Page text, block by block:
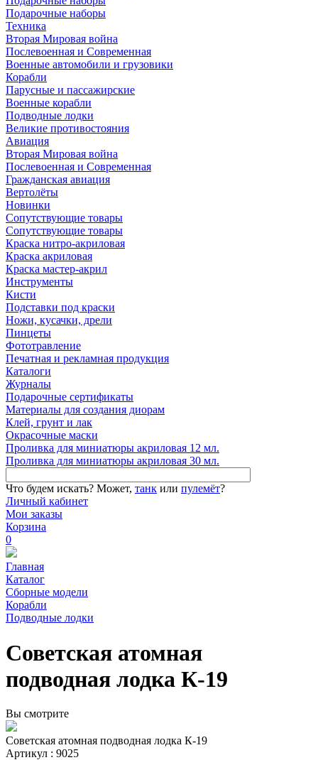
Подарочные наборы
Техника
Вторая Мировая война
Послевоенная и Современная
Военные автомобили и грузовики
Корабли
Парусные и пассажирские
Военные корабли
Подводные лодки
Великие противостояния
Авиация
Вторая Мировая война
Послевоенная и Современная
Гражданская авиация
Вертолёты
Новинки
Сопутствующие товары
Сопутствующие товары
Краска нитро-акриловая
Краска акриловая
Краска мастер-акрил
Инструменты
Кисти
Подставки под краски
Ножи, кусачки, дрели
Пинцеты
Фототравление
Печатная и рекламная продукция
Каталоги
Журналы
Подарочные сертификаты
Материалы для создания диорам
Клей, грунт и лак
Окрасочные маски
Проливка для миниатюры акриловая 12 мл.
Проливка для миниатюры акриловая 30 мл.
Что будем искать? Может, танк или пулемёт?
Личный кабинет
Мои заказы
Корзина
0
Главная
Каталог
Сборные модели
Корабли
Подводные лодки
Советская атомная
подводная лодка К-19
Вы смотрите
Советская атомная подводная лодка К-19
Артикул : 9025